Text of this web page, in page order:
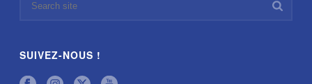
SUIVEZ-NOUS !